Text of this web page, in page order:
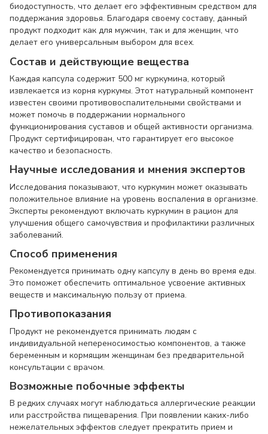
биодоступность, что делает его эффективным средством для
поддержания здоровья. Благодаря своему составу, данный
продукт подходит как для мужчин, так и для женщин, что
делает его универсальным выбором для всех.
Состав и действующие вещества
Каждая капсула содержит 500 мг куркумина, который
извлекается из корня куркумы. Этот натуральный компонент
известен своими противовоспалительными свойствами и
может помочь в поддержании нормального
функционирования суставов и общей активности организма.
Продукт сертифицирован, что гарантирует его высокое
качество и безопасность.
Научные исследования и мнения экспертов
Исследования показывают, что куркумин может оказывать
положительное влияние на уровень воспаления в организме.
Эксперты рекомендуют включать куркумин в рацион для
улучшения общего самочувствия и профилактики различных
заболеваний.
Способ применения
Рекомендуется принимать одну капсулу в день во время еды.
Это поможет обеспечить оптимальное усвоение активных
веществ и максимальную пользу от приема.
Противопоказания
Продукт не рекомендуется принимать людям с
индивидуальной непереносимостью компонентов, а также
беременным и кормящим женщинам без предварительной
консультации с врачом.
Возможные побочные эффекты
В редких случаях могут наблюдаться аллергические реакции
или расстройства пищеварения. При появлении каких-либо
нежелательных эффектов следует прекратить прием и